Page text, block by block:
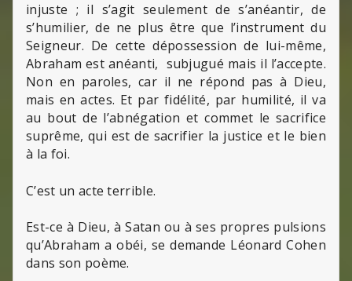
injuste ; il s’agit seulement de s’anéantir, de
s’humilier, de ne plus être que l’instrument du
Seigneur. De cette dépossession de lui-même,
Abraham est anéanti, subjugué mais il l’accepte.
Non en paroles, car il ne répond pas à Dieu,
mais en actes. Et par fidélité, par humilité, il va
au bout de l’abnégation et commet le sacrifice
suprême, qui est de sacrifier la justice et le bien
à la foi.
C’est un acte terrible.
Est-ce à Dieu, à Satan ou à ses propres pulsions
qu’Abraham a obéi, se demande Léonard Cohen
dans son poème.